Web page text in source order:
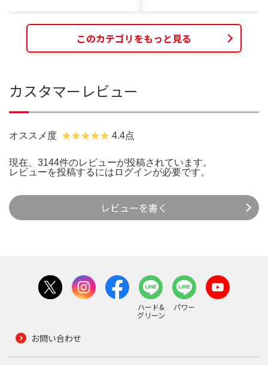
このカテゴリをもっと見る
カスタマーレビュー
オススメ度 4.4点
現在、3144件のレビューが投稿されています。
レビューを投稿するには ログインが必要です。
レビューを書く
ハード&
グリーン
パワー
お問い合わせ